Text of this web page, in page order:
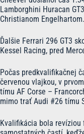
Lamborghini Huracan
Christianom Engelhartom.
Ďalšie Ferrari 296 GT3
Kessel Racing, pred
Počas predkvalifikačnej
červenou vlajkou, v
tímu AF Corse –
mimo trať Audi #26 tímu
Kvalifikácia bola